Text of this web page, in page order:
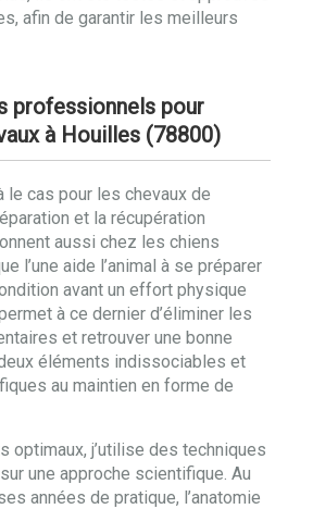
afin de garantir les meilleurs
professionnels pour
à Houilles (78800)
le cas pour les chevaux de
et la récupération
aussi chez les chiens
l’une aide l’animal à se préparer
avant un effort physique
à ce dernier d’éliminer les
et retrouver une bonne
éléments indissociables et
au maintien en forme de
optimaux, j’utilise des techniques
une approche scientifique. Au
années de pratique, l’anatomie